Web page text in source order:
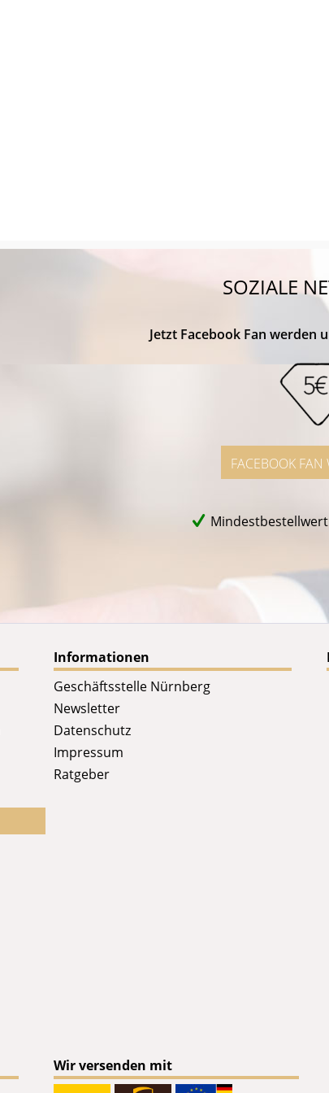
SOZIALE
Jetzt Facebook Fan werden
FACEBOOK FAN
Informationen
Geschäftsstelle Nürnberg
Newsletter
Datenschutz
Impressum
Ratgeber
Wir versenden mit